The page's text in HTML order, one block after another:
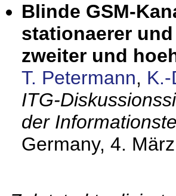
Blinde GSM-
stationaerer
zweiter und
T. Petermann,
ITG-
der
Germany, 4.